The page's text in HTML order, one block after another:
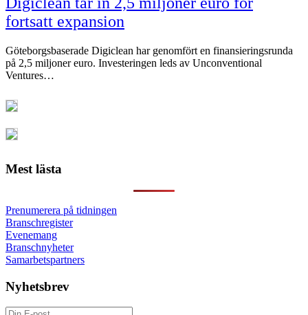
fortsatt expansion
Göteborgsbaserade Digiclean har genomfört en finansieringsrunda
på 2,5 miljoner euro. Investeringen leds av Unconventional
Ventures…
Mest lästa
Prenumerera på tidningen
Branschregister
Evenemang
Branschnyheter
Samarbetspartners
Nyhetsbrev